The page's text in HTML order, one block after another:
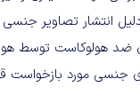
انتشار تصاویر جنسی
جنسی مورد بازخواست